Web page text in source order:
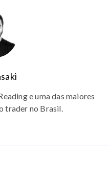
e uma das maiores
trader no Brasil.